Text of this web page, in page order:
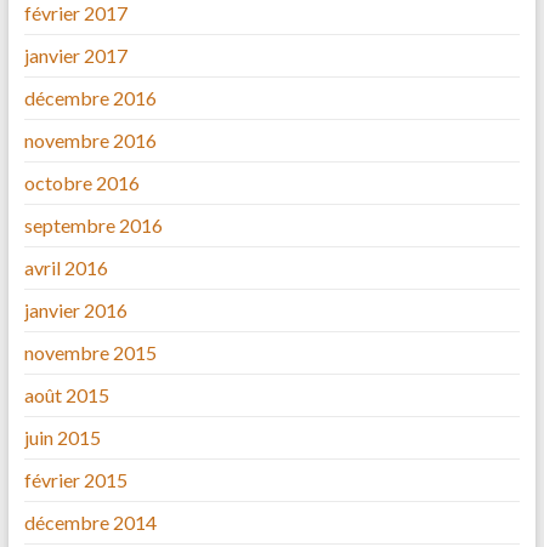
février 2017
janvier 2017
décembre 2016
novembre 2016
octobre 2016
septembre 2016
avril 2016
janvier 2016
novembre 2015
août 2015
juin 2015
février 2015
décembre 2014